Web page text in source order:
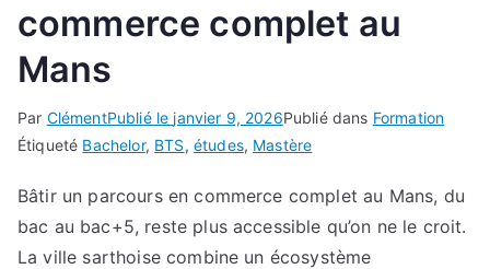
commerce complet au
Mans
Par ClémentPublié le janvier 9, 2026Publié dans Formation
Étiqueté Bachelor, BTS, études, Mastère
Bâtir un parcours en commerce complet au Mans, du
bac au bac+5, reste plus accessible qu’on ne le croit.
La ville sarthoise combine un écosystème